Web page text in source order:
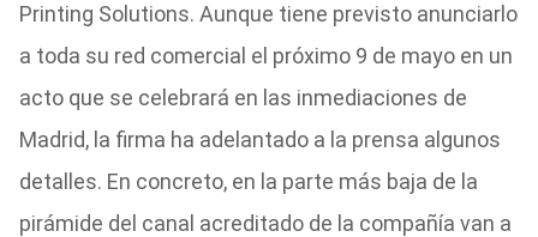
Printing Solutions. Aunque tiene previsto anunciarlo
a toda su red comercial el próximo 9 de mayo en un
acto que se celebrará en las inmediaciones de
Madrid, la firma ha adelantado a la prensa algunos
detalles. En concreto, en la parte más baja de la
pirámide del canal acreditado de la compañía van a